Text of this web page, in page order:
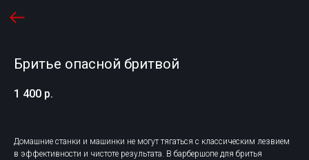
Бритье опасной бритвой
1 400 р.
Домашние станки и машинки не могут тягаться с классическим лезвием
в эффективности и чистоте результата. В барбершопе для бритья